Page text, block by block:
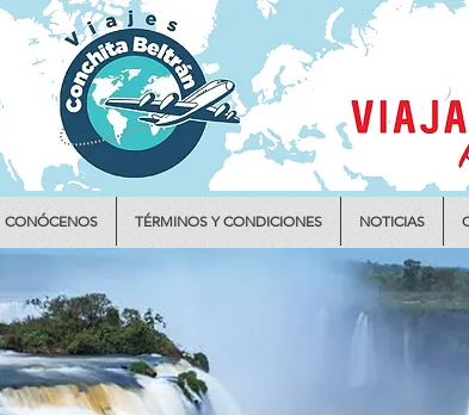
CONÓCENOS TÉRMINOS Y CONDICIONES NOTICIAS